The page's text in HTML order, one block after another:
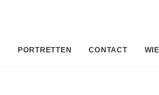
PORTRETTEN CONTACT